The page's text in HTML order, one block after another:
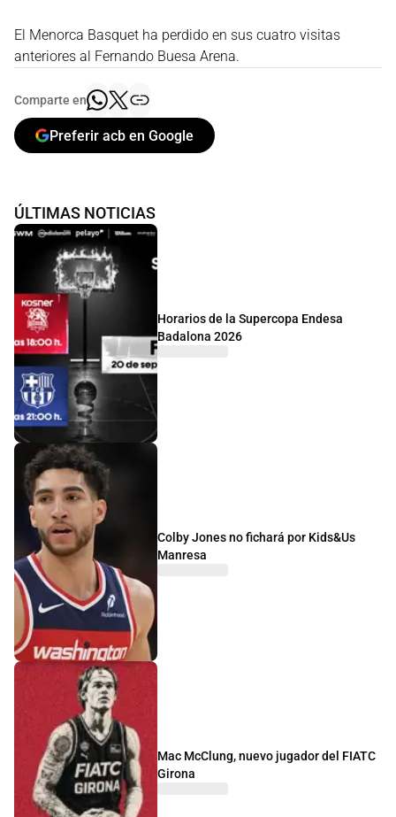
El Menorca Basquet ha perdido en sus cuatro visitas
anteriores al Fernando Buesa Arena.
Comparte en
Preferir acb en Google
ÚLTIMAS NOTICIAS
Horarios de la Supercopa Endesa
Badalona 2026
Colby Jones no fichará por Kids&Us
Manresa
Mac McClung, nuevo jugador del FIATC
Girona